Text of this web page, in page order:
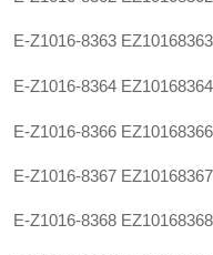
E-Z1016-8363 EZ10168363
E-Z1016-8364 EZ10168364
E-Z1016-8366 EZ10168366
E-Z1016-8367 EZ10168367
E-Z1016-8368 EZ10168368